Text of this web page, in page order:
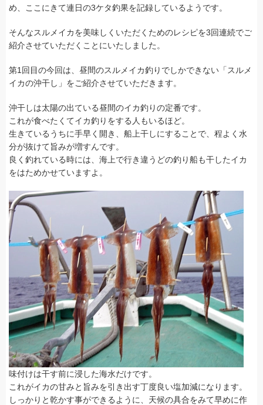
め、ここにきて連日の3ケタ釣果を記録しているようです。
そんなスルメイカを美味しくいただくためのレシピを3回連続でご
紹介させていただくことにいたしました。
第1回目の今回は、昼間のスルメイカ釣りでしかできない「スルメ
イカの沖干し」をご紹介させていただきます。
沖干しは太陽の出ている昼間のイカ釣りの定番です。
これが食べたくてイカ釣りをする人もいるほど。
生きているうちに手早く開き、船上干しにすることで、程よく水
分が抜けて旨みが増すんです。
良く釣れている時には、海上で行き違うどの釣り船も干したイカ
をはためかせていますよ。
味付けは干す前に浸した海水だけです。
これがイカの甘みと旨みを引き出す丁度良い塩加減になります。
しっかりと乾かす事ができるように、天候の具合をみて早めに作